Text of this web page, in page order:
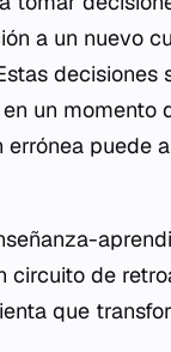
a un nuevo
un momento
puede
circuito de
que